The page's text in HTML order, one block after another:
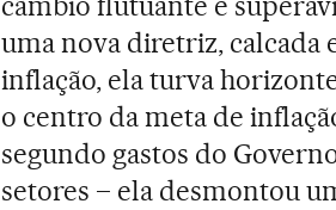
uma nova diretriz, calcada
inflação, ela turva
o centro da meta de
segundo gastos do
setores – ela desmontou